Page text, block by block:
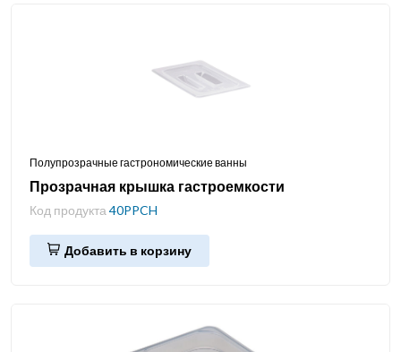
Полупрозрачные гастрономические ванны
Прозрачная крышка гастроемкости
Код продукта 40PPCH
Добавить в корзину